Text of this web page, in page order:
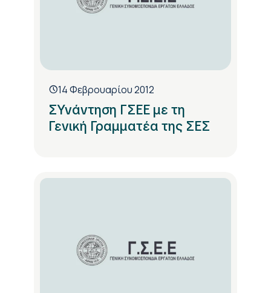
14 Φεβρουαρίου 2012
ΣΥνάντηση ΓΣΕΕ με τη
Γενική Γραμματέα της ΣΕΣ